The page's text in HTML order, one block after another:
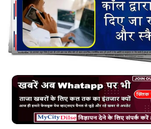
धर्म
बिजनेस
टेक ज्ञान
Language
English Hindi